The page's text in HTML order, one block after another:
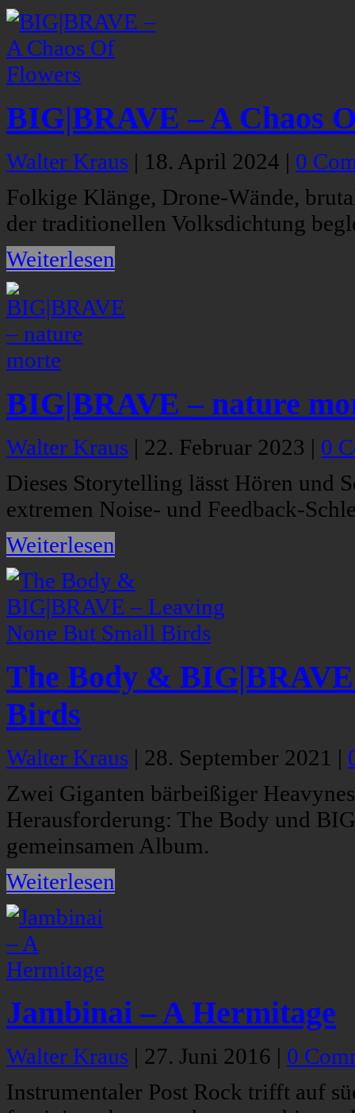
BIG|BRAVE – A Chaos
Walter Kraus | 18. April 2024 | 0
Folkige Klänge, Drone-Wände,
der traditionellen Volksdichtung
Weiterlesen
BIG|BRAVE – nature
Walter Kraus | 22. Februar 2023 | 0
Dieses Storytelling lässt Hören und
extremen Noise- und Feedback-
Weiterlesen
The Body &
Birds
Walter Kraus | 28. September 2021 |
Zwei Giganten bärbeißiger
Herausforderung: The Body und
gemeinsamen Album.
Weiterlesen
Jambinai – A Hermitage
Walter Kraus | 27. Juni 2016 | 0
Instrumentaler Post Rock trifft auf